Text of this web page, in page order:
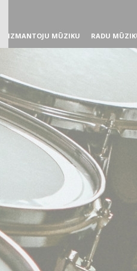
IZMANTOJU MŪZIKU RADU